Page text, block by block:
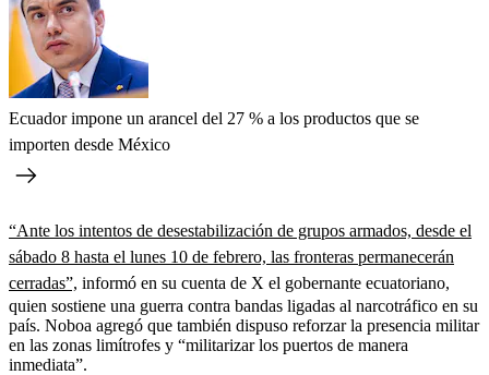
Ecuador impone un arancel del 27 % a los productos que se
importen desde México
“Ante los intentos de desestabilización de grupos armados, desde el
sábado 8 hasta el lunes 10 de febrero, las fronteras permanecerán
cerradas”, informó en su cuenta de X el gobernante ecuatoriano,
quien sostiene una guerra contra bandas ligadas al narcotráfico en su
país. Noboa agregó que también dispuso reforzar la presencia militar
en las zonas limítrofes y “militarizar los puertos de manera
inmediata”.